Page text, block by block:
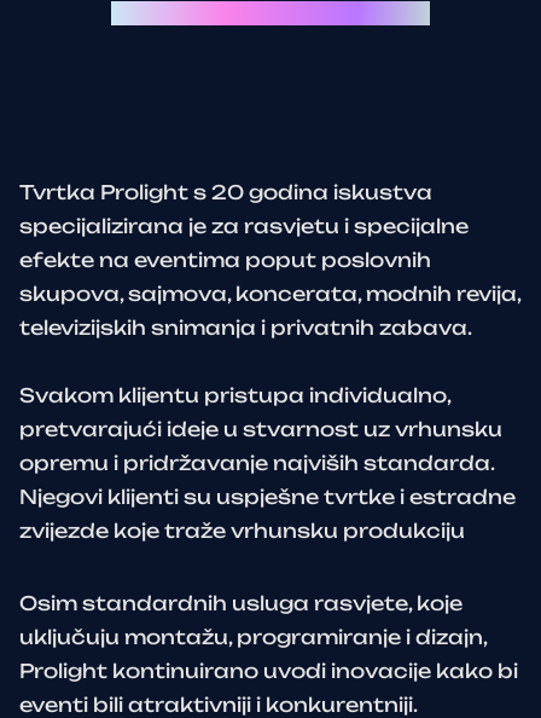
Tvrtka Prolight s 20 godina iskustva
specijalizirana je za rasvjetu i specijalne
efekte na eventima poput poslovnih
skupova, sajmova, koncerata, modnih revija,
televizijskih snimanja i privatnih zabava.
Svakom klijentu pristupa individualno,
pretvarajući ideje u stvarnost uz vrhunsku
opremu i pridržavanje najviših standarda.
Njegovi klijenti su uspješne tvrtke i estradne
zvijezde koje traže vrhunsku produkciju
Osim standardnih usluga rasvjete, koje
uključuju montažu, programiranje i dizajn,
Prolight kontinuirano uvodi inovacije kako bi
eventi bili atraktivniji i konkurentniji.